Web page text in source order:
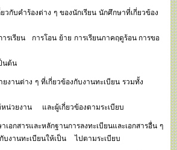
วกับคำร้องต่าง ๆ ของนักเรียน นักศึกษาที่เกี่ยวข้อง
รเรียน การโอน ย้าย การเรียนภาคฤดูร้อน การขอ
นต้น
งานต่าง ๆ ที่เกี่ยวข้องกับงานทะเบียน รวมทั้ง
หน่วยงาน และผู้เกี่ยวข้องตามระเบียบ
เอกสารและหลักฐานการลงทะเบียนและเอกสารอื่น ๆ
บงานทะเบียนให้เป็น ไปตามระเบียบ